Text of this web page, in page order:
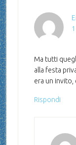
Ma tutti
alla festa
era un invito,
Rispondi